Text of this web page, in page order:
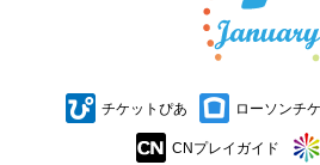
チケットぴあ ローソンチ
CNプレイガイド